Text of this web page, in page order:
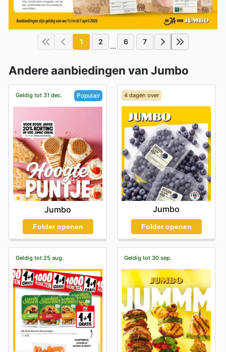
1 2 ... 6 7
Andere aanbiedingen van Jumbo
Geldig tot 31 dec. Populair
Jumbo
Folder openen
4 dagen over
Jumbo
Folder openen
Geldig tot 25 aug. Geldig tot 30 sep.